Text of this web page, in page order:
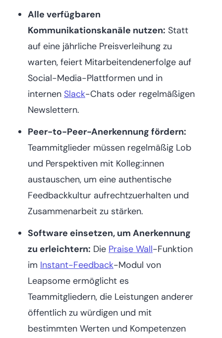
Alle verfügbaren
Kommunikationskanäle nutzen: Statt
auf eine jährliche Preisverleihung zu
warten, feiert Mitarbeitendenerfolge auf
Social-Media-Plattformen und in
internen Slack-Chats oder regelmäßigen
Newslettern.
Peer-to-Peer-Anerkennung fördern:
Teammitglieder müssen regelmäßig Lob
und Perspektiven mit Kolleg:innen
austauschen, um eine authentische
Feedbackkultur aufrechtzuerhalten und
Zusammenarbeit zu stärken.
Software einsetzen, um Anerkennung
zu erleichtern: Die Praise Wall-Funktion
im Instant-Feedback-Modul von
Leapsome ermöglicht es
Teammitgliedern, die Leistungen anderer
öffentlich zu würdigen und mit
bestimmten Werten und Kompetenzen